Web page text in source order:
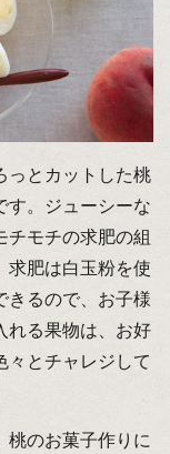
っとカットした桃
す。ジューシーな
チモチの求肥の組
求肥は白玉粉を使
きるので、お子様
れる果物は、お好
々とチャレジして
桃のお菓子作りに